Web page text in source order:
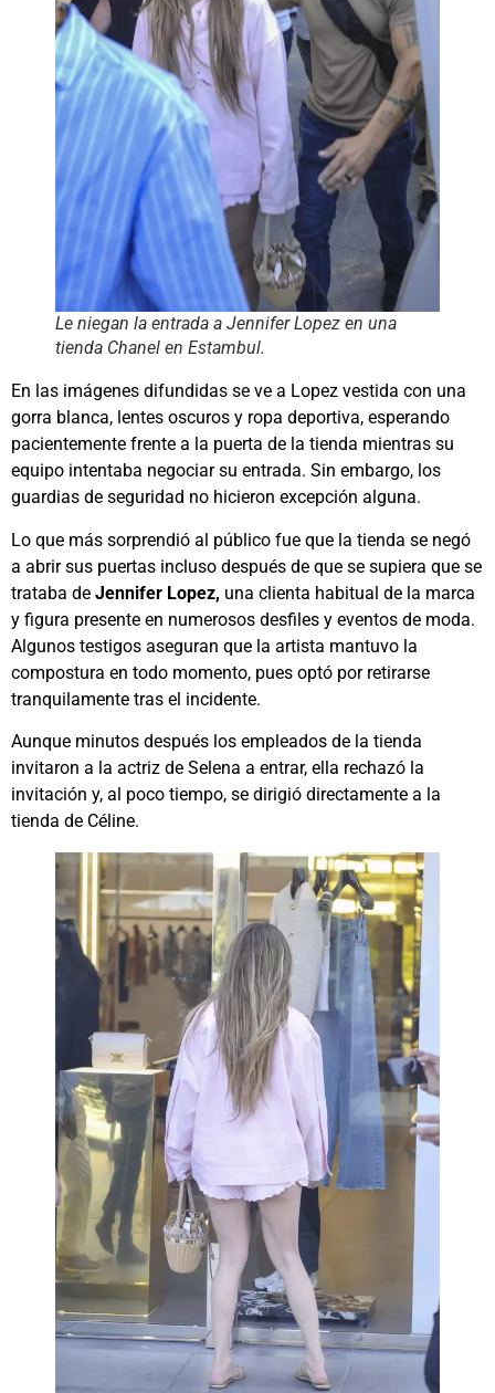
Le niegan la entrada a Jennifer Lopez en una
tienda Chanel en Estambul.
En las imágenes difundidas se ve a Lopez vestida con una
gorra blanca, lentes oscuros y ropa deportiva, esperando
pacientemente frente a la puerta de la tienda mientras su
equipo intentaba negociar su entrada. Sin embargo, los
guardias de seguridad no hicieron excepción alguna.
Lo que más sorprendió al público fue que la tienda se negó
a abrir sus puertas incluso después de que se supiera que se
trataba de Jennifer Lopez, una clienta habitual de la marca
y figura presente en numerosos desfiles y eventos de moda.
Algunos testigos aseguran que la artista mantuvo la
compostura en todo momento, pues optó por retirarse
tranquilamente tras el incidente.
Aunque minutos después los empleados de la tienda
invitaron a la actriz de Selena a entrar, ella rechazó la
invitación y, al poco tiempo, se dirigió directamente a la
tienda de Céline.